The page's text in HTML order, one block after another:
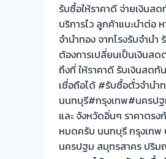
รอ
จบ
หน้า
งาน
📌
รับ
ซื้อ
ตั๋ว
จำนำ
ทอง
รับซื้อให้ราคาดี จ่ายเงินส
บริการไว ลูกค้าแนะนำต่อ
จำนำทอง จากโรงรับจำนำ
ต้องการเปลี่ยนเป็นเงินสด
ถึงที่ ให้ราคาดี รับเงินสด
เชื่อถือได้ #รับซื้อตั๋วจำนำ
นนทบุรี#กรุงเทพ#นครป
และ จังหวัดอิ่นๆ ราคาตรง
หมดครับ นนทบุรี กรุงเทพ
นครปฐม สมุทรสาคร ปริ